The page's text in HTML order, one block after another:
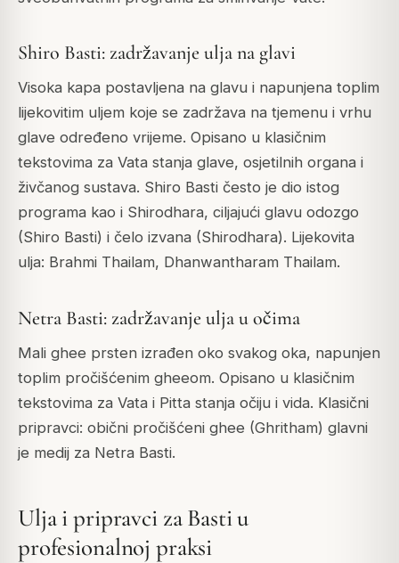
Shiro Basti: zadržavanje ulja na glavi
Visoka kapa postavljena na glavu i napunjena toplim
lijekovitim uljem koje se zadržava na tjemenu i vrhu
glave određeno vrijeme. Opisano u klasičnim
tekstovima za Vata stanja glave, osjetilnih organa i
živčanog sustava. Shiro Basti često je dio istog
programa kao i Shirodhara, ciljajući glavu odozgo
(Shiro Basti) i čelo izvana (Shirodhara). Lijekovita
ulja: Brahmi Thailam, Dhanwantharam Thailam.
Netra Basti: zadržavanje ulja u očima
Mali ghee prsten izrađen oko svakog oka, napunjen
toplim pročišćenim gheeom. Opisano u klasičnim
tekstovima za Vata i Pitta stanja očiju i vida. Klasični
pripravci: obični pročišćeni ghee (Ghritham) glavni
je medij za Netra Basti.
Ulja i pripravci za Basti u
profesionalnoj praksi